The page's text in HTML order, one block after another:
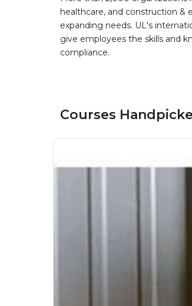
healthcare, and construction &
expanding needs. UL's
give employees the skills and
compliance.
Courses